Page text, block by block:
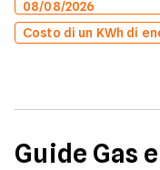
08/08/2026
Costo di un KWh di
Guide Gas